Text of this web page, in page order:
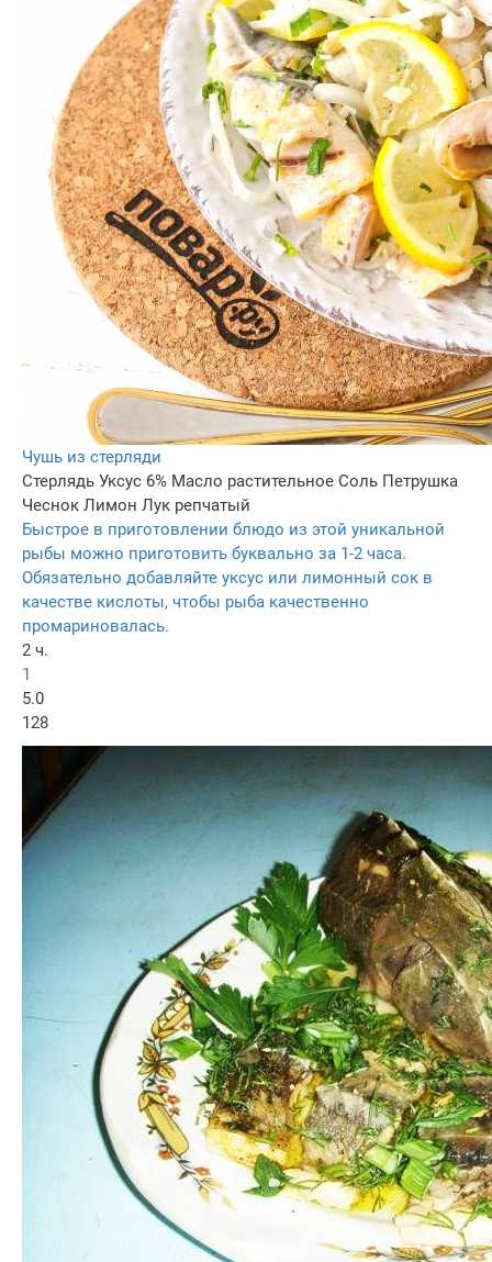
Чушь из стерляди
Стерлядь Уксус 6% Масло растительное Соль Петрушка
Чеснок Лимон Лук репчатый
Быстрое в приготовлении блюдо из этой уникальной
рыбы можно приготовить буквально за 1-2 часа.
Обязательно добавляйте уксус или лимонный сок в
качестве кислоты, чтобы рыба качественно
промариновалась.
2 ч.
1
5.0
128